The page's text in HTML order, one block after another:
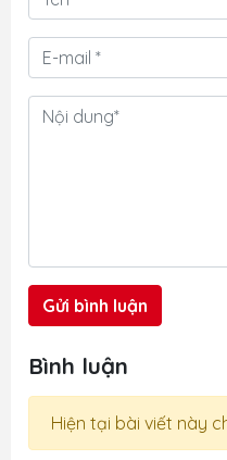
Gửi bình luận
Bình luận
Hiện tại bài viết này